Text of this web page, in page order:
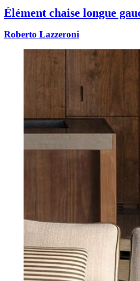
Élément chaise longue
Roberto Lazzeroni